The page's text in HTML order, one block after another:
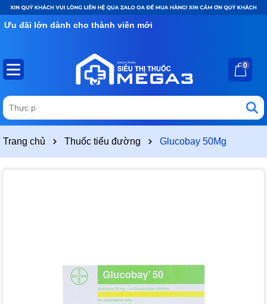
Ưu đãi lớn dành cho thành viên mới
0
Trang chủ Thuốc tiểu đường Glucobay 50Mg